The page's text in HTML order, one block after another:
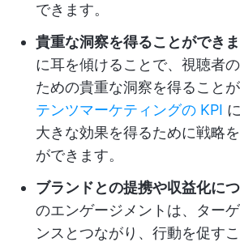
できます。
貴重な洞察を得ることができま
に耳を傾けることで、視聴者
ための貴重な洞察を得ることが
テンツマーケティングの KPI
大きな効果を得るために戦略
ができます。
ブランドとの提携や収益化につ
のエンゲージメントは、ター
ンスとつながり、行動を促す